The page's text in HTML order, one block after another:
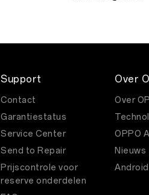
Support
Contact
Garantiestatus
Service Center
Send to Repair
Prijscontrole voor
reserve onderdelen
Over
Over
OPPO
Nieuws